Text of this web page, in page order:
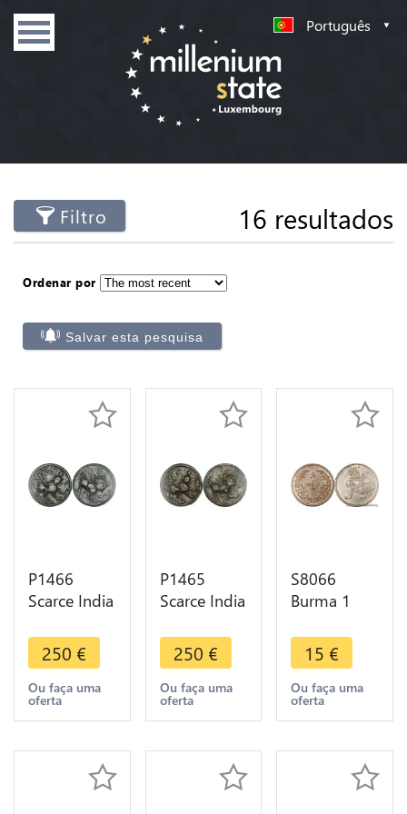
Português
Filtro 16 resultados
Ordenar por
Salvar esta pesquisa
P1466
Scarce India
Burma
Myanmar
Burma 2
Animals
bird owl
250 €
Ou faça uma
oferta
P1465
Scarce India
Burma
Myanmar
Burma 2
Animals
bird owl
250 €
Ou faça uma
oferta
S8066
Burma 1
UNC BU ! -
>Make
offer
15 €
Ou faça uma
oferta